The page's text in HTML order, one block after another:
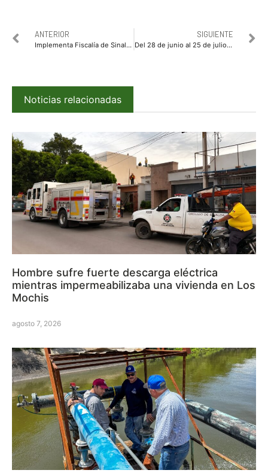
ANTERIOR
Implementa Fiscalía de Sinaloa mediación a distancia en Centros de Mecanismos Alternativos de Solución de Controversias en Materia Penal
SIGUIENTE
Del 28 de junio al 25 de julio será la 10 edición del Festival de Mi Ciudad 2020
Noticias relacionadas
Hombre sufre fuerte descarga eléctrica
mientras impermeabilizaba una vivienda en Los
Mochis
agosto 7, 2026